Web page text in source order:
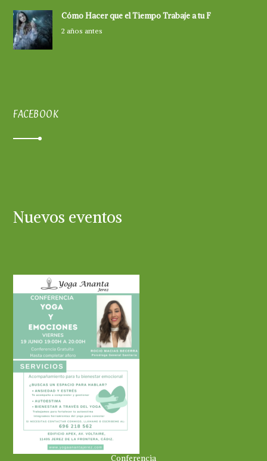
Cómo Hacer que el Tiempo Trabaje a tu F
2 años antes
FACEBOOK
Nuevos eventos
Conferencia